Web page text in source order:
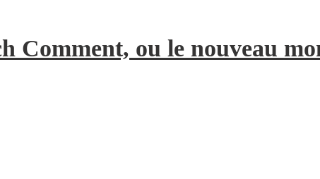
Comment, ou le nouveau